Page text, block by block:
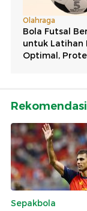
Rekomendasi
Sepakbola